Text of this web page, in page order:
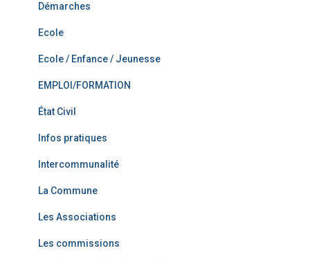
Démarches
Ecole
Ecole / Enfance / Jeunesse
EMPLOI/FORMATION
État Civil
Infos pratiques
Intercommunalité
La Commune
Les Associations
Les commissions